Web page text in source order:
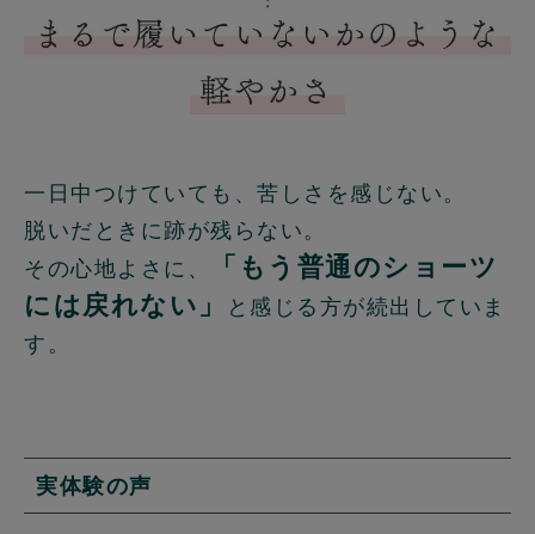
一日中つけていても、苦しさを感じない。
脱いだときに跡が残らない。
その心地よさに、
「もう普通のショーツ
には戻れない」
と感じる方が続出していま
す。
実体験の声